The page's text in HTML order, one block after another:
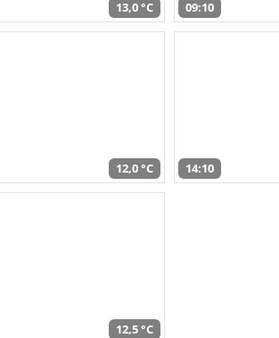
13,0 °C 09:10
12,0 °C 14:10
12,5 °C